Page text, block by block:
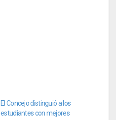
El Concejo distinguió a los
estudiantes con mejores